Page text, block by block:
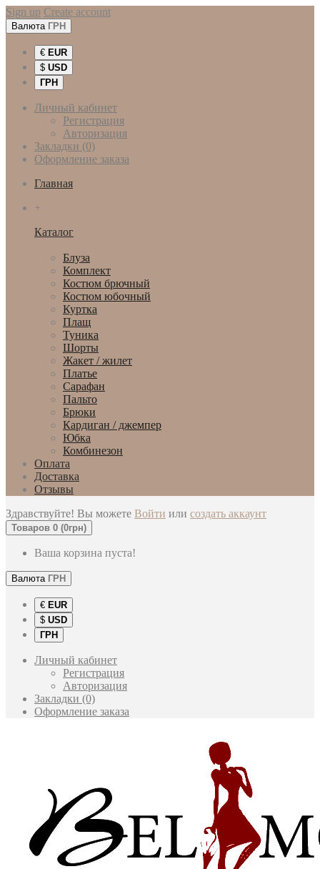
Sign up Create account
Валюта ГРН
€ EUR
$ USD
ГРН
Личный кабинет
Регистрация
Авторизация
Закладки (0)
Оформление заказа
Главная
+
Каталог
Блуза
Комплект
Костюм брючный
Костюм юбочный
Куртка
Плащ
Туника
Шорты
Жакет / жилет
Платье
Сарафан
Пальто
Брюки
Кардиган / джемпер
Юбка
Комбинезон
Оплата
Доставка
Отзывы
Здравствуйте! Вы можете Войти или создать аккаунт
Товаров 0 (0грн)
Ваша корзина пуста!
Валюта ГРН
€ EUR
$ USD
ГРН
Личный кабинет
Регистрация
Авторизация
Закладки (0)
Оформление заказа